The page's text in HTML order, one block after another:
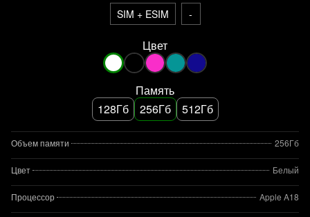
SIM + ESIM -
Цвет
Память
128Гб
256Гб 512Гб
Объем памяти 256Гб
Цвет Белый
Процессор Apple A18